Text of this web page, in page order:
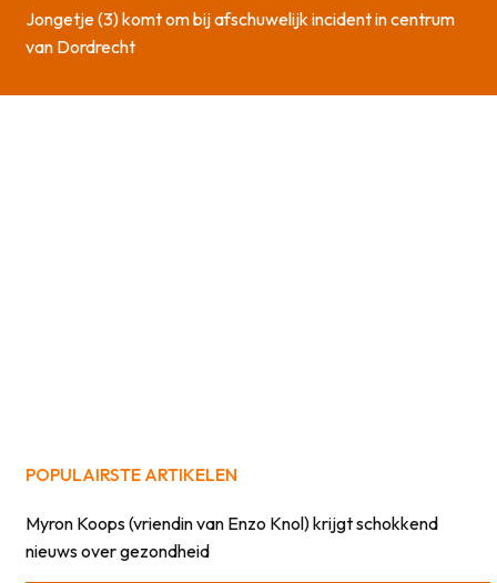
Jongetje (3) komt om bij afschuwelijk incident in centrum
van Dordrecht
POPULAIRSTE ARTIKELEN
Myron Koops (vriendin van Enzo Knol) krijgt schokkend
nieuws over gezondheid